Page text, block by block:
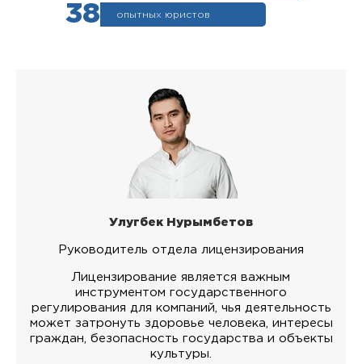
38 опытных юристов
Улугбек Нурымбетов
Руководитель отдела лицензирования
Лицензирование является важным
инструментом государственного
регулирования для компаний, чья деятельность
может затронуть здоровье человека, интересы
граждан, безопасность государства и объекты
культуры.